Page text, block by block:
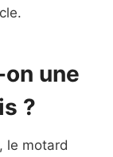
une
?
le motard